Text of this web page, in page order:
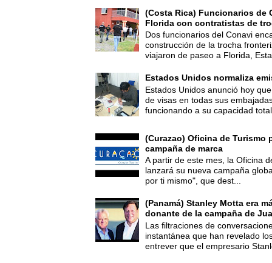
(Costa Rica) Funcionarios de
Florida con contratistas de
Dos funcionarios del Conavi
construcción de la trocha
viajaron de paseo a Florida,
Estados Unidos normaliza
Estados Unidos anunció hoy
de visas en todas sus
funcionando a su capacidad
(Curazao) Oficina de Turismo
campaña de marca
A partir de este mes, la Oficina
lanzará su nueva campaña
por ti mismo", que dest...
(Panamá) Stanley Motta era
donante de la campaña de
Las filtraciones de
instantánea que han revelado
entrever que el empresario